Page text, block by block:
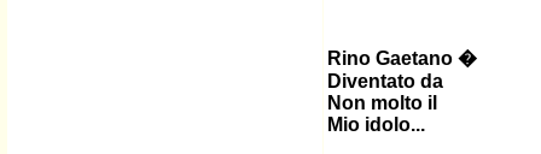
Rino Gaetano �
Diventato da
Non molto il
Mio idolo...